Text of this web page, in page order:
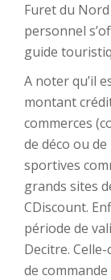
Furet du
personnel
guide
A noter qu’il
montant
commerces
de déco ou
sportives
grands sites
CDiscount.
période de
Decitre.
de